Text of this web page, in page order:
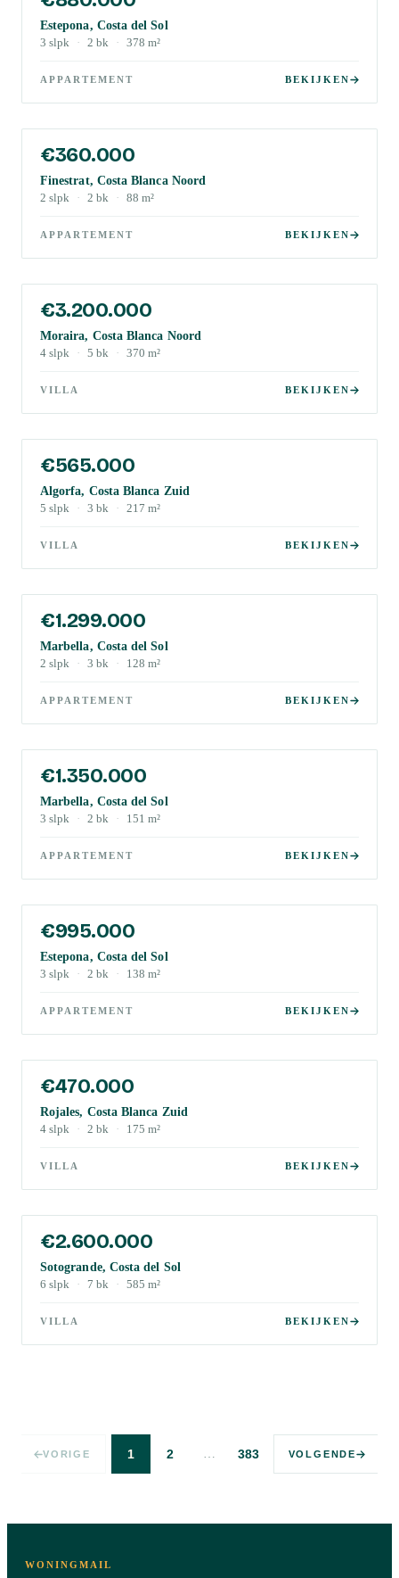
Estepona, Costa del Sol
3 slpk · 2 bk · 378 m²
APPARTEMENT BEKIJKEN
€360.000
Finestrat, Costa Blanca Noord
2 slpk · 2 bk · 88 m²
APPARTEMENT BEKIJKEN
€3.200.000
Moraira, Costa Blanca Noord
4 slpk · 5 bk · 370 m²
VILLA BEKIJKEN
€565.000
Algorfa, Costa Blanca Zuid
5 slpk · 3 bk · 217 m²
VILLA BEKIJKEN
€1.299.000
Marbella, Costa del Sol
2 slpk · 3 bk · 128 m²
APPARTEMENT BEKIJKEN
€1.350.000
Marbella, Costa del Sol
3 slpk · 2 bk · 151 m²
APPARTEMENT BEKIJKEN
€995.000
Estepona, Costa del Sol
3 slpk · 2 bk · 138 m²
APPARTEMENT BEKIJKEN
€470.000
Rojales, Costa Blanca Zuid
4 slpk · 2 bk · 175 m²
VILLA BEKIJKEN
€2.600.000
Sotogrande, Costa del Sol
6 slpk · 7 bk · 585 m²
VILLA BEKIJKEN
VORIGE 1 2 … 383 VOLGENDE
WONINGMAIL